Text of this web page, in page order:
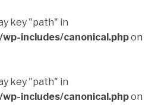
key "path" in
includes/canonical.phpon
key "path" in
includes/canonical.phpon